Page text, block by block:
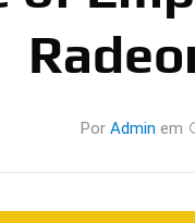
Por Admin em